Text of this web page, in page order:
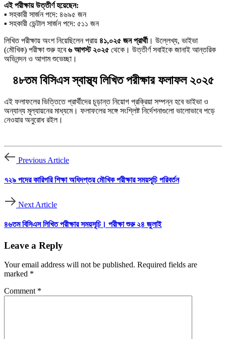
এই পরীক্ষায় উত্তীর্ণ হয়েছেন:
▪️ সহকারী সার্জন পদে: ৪৬৯৫ জন
▪️ সহকারী ডেন্টাল সার্জন পদে: ৫১১ জন
লিখিত পরীক্ষায় অংশ নিয়েছিলেন প্রায় ৪১,০২৫ জন প্রার্থী। উল্লেখ্য, ভাইভা
(মৌখিক) পরীক্ষা শুরু হবে৬ আগস্ট ২০২৫ থেকে। উত্তীর্ণ সবাইকে জানাই আন্তরিক
অভিনন্দন ও আগাম শুভেচ্ছা।
৪৮তম বিসিএস স্বাস্থ্য লিখিত পরীক্ষার ফলাফল ২০২৫
এই ফলাফলের ভিত্তিতে প্রার্থীদের চূড়ান্ত নিয়োগ প্রক্রিয়া সম্পন্ন হবে ভাইভা ও
অন্যান্য মূল্যায়নের মাধ্যমে। ফলাফলের সঙ্গে সংশ্লিষ্ট নির্দেশনাগুলো ভালোভাবে পড়ে
নেওয়ার অনুরোধ রইল।
Previous Article
৭২৯ পদের কারিগরি শিক্ষা অধিদপ্তর মৌখিক পরীক্ষার সময়সূচি পরিবর্তন
Next Article
৪৬তম বিসিএস লিখিত পরীক্ষার সময়সূচি। পরীক্ষা শুরু ২৪ জুলাই
Leave a Reply
Your email address will not be published. Required fields are
marked *
Comment *